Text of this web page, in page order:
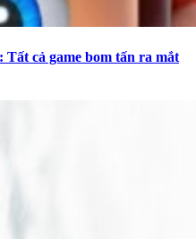
cả game bom tấn ra mắt